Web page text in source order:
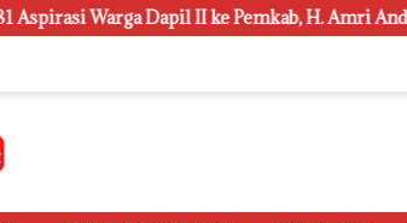
H. Amri Andi Himpun Usulan Terbanyak